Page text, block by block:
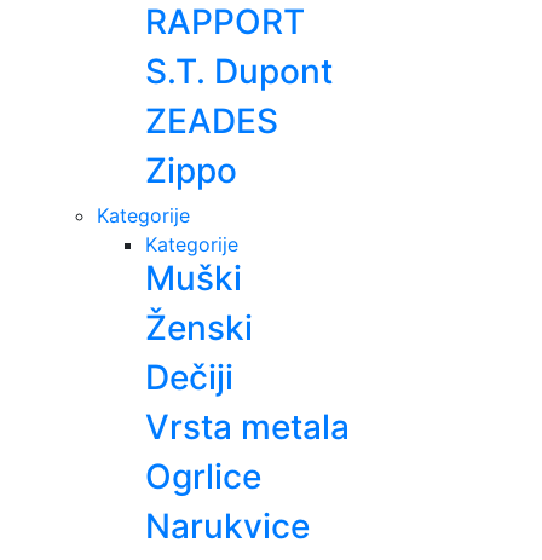
RAPPORT
S.T. Dupont
ZEADES
Zippo
Kategorije
Kategorije
Muški
Ženski
Dečiji
Vrsta metala
Ogrlice
Narukvice